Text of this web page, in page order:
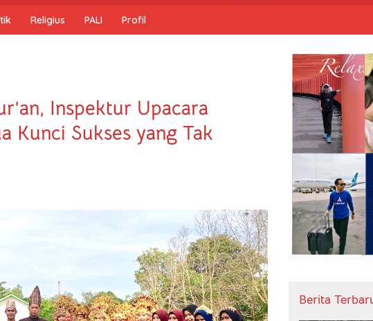
Religius PALI Profil
Inspektur Upacara
Kunci Sukses yang Tak
Berita